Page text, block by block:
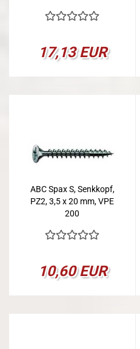
17,13 EUR
ABC Spax S, Senkkopf,
PZ2, 3,5 x 20 mm, VPE
200
10,60 EUR